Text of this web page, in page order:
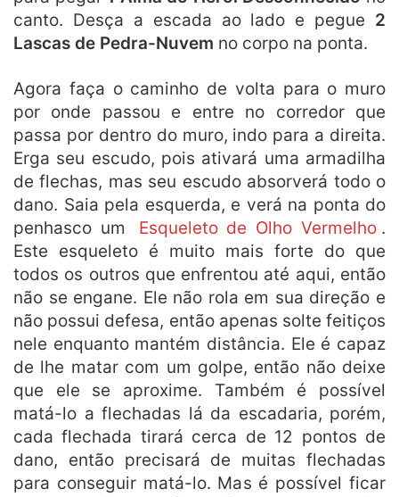
canto. Desça a escada ao lado e pegue 2
Lascas de Pedra-Nuvem no corpo na ponta.
Agora faça o caminho de volta para o muro
por onde passou e entre no corredor que
passa por dentro do muro, indo para a direita.
Erga seu escudo, pois ativará uma armadilha
de flechas, mas seu escudo absorverá todo o
dano. Saia pela esquerda, e verá na ponta do
penhasco um
Esqueleto de Olho Vermelho .
Este esqueleto é muito mais forte do que
todos os outros que enfrentou até aqui, então
não se engane. Ele não rola em sua direção e
não possui defesa, então apenas solte feitiços
nele enquanto mantém distância. Ele é capaz
de lhe matar com um golpe, então não deixe
que ele se aproxime. Também é possível
matá-lo a flechadas lá da escadaria, porém,
cada flechada tirará cerca de 12 pontos de
dano, então precisará de muitas flechadas
para conseguir matá-lo. Mas é possível ficar